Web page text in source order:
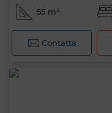
55 m²
Contatta